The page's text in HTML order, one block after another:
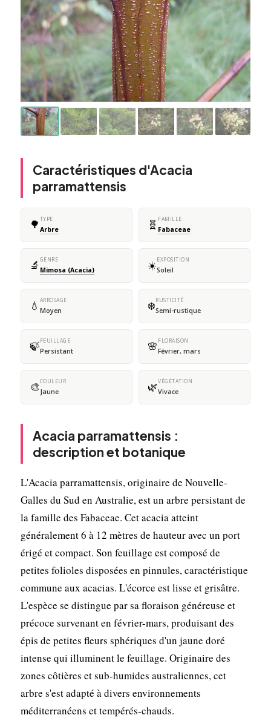
Caractéristiques d'Acacia
parramattensis
🌳 TYPE
Arbre 🧬 FAMILLE
Fabaceae
🔬 GENRE
Mimosa (Acacia) ☀️EXPOSITION
Soleil
💧 ARROSAGE
Moyen ❄️RUSTICITÉ
Semi-rustique
🍃FEUILLAGE
Persistant 🌸 FLORAISON
Février, mars
🎨COULEUR
Jaune 🌿VÉGÉTATION
Vivace
Acacia parramattensis :
description et botanique
L'Acacia parramattensis, originaire de Nouvelle-
Galles du Sud en Australie, est un arbre persistant de
la famille des Fabaceae. Cet acacia atteint
généralement 6 à 12 mètres de hauteur avec un port
érigé et compact. Son feuillage est composé de
petites folioles disposées en pinnules, caractéristique
commune aux acacias. L'écorce est lisse et grisâtre.
L'espèce se distingue par sa floraison généreuse et
précoce survenant en février-mars, produisant des
épis de petites fleurs sphériques d'un jaune doré
intense qui illuminent le feuillage. Originaire des
zones côtières et sub-humides australiennes, cet
arbre s'est adapté à divers environnements
méditerranéens et tempérés-chauds.